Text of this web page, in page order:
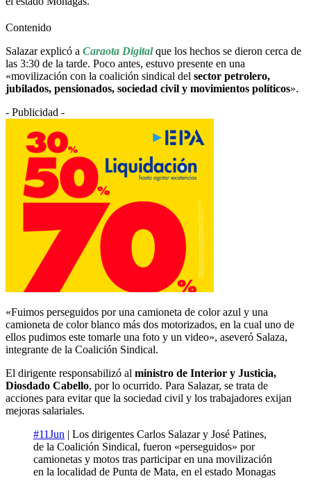
Contenido
Salazar explicó a Caraota Digitalque los hechos se dieron cerca de
las 3:30 de la tarde. Poco antes, estuvo presente en una
«movilización con la coalición sindical del sector petrolero,
jubilados, pensionados, sociedad civil y movimientos políticos».
- Publicidad -
«Fuimos perseguidos por una camioneta de color azul y una
camioneta de color blanco más dos motorizados, en la cual uno de
ellos pudimos este tomarle una foto y un video», aseveró Salaza,
integrante de la Coalición Sindical.
El dirigente responsabilizó al ministro de Interior y Justicia,
Diosdado Cabello, por lo ocurrido. Para Salazar, se trata de
acciones para evitar que la sociedad civil y los trabajadores exijan
mejoras salariales.
#11Jun | Los dirigentes Carlos Salazar y José Patines,
de la Coalición Sindical, fueron «perseguidos» por
camionetas y motos tras participar en una movilización
en la localidad de Punta de Mata, en el estado Monagas